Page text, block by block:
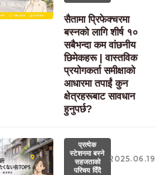
सैतामा प्रिफेक्चरमा
बस्नको लागि शीर्ष १०
सबैभन्दा कम वांछनीय
छिमेकहरू | वास्तविक
प्रयोगकर्ता समीक्षाको
आधारमा तपाईं कुन
क्षेत्रहरूबाट सावधान
हुनुपर्छ?
प्रत्येक
स्टेशनमा बस्ने
सहजताको
परिचय दिँदै
2025.06.19